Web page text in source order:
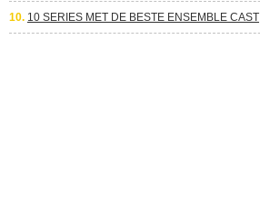
10. 10 SERIES MET DE BESTE ENSEMBLE CAST